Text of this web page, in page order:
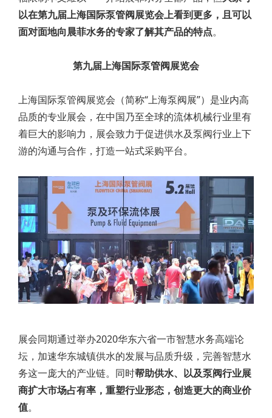
以在第九届上海国际泵管阀展览会上看到更多，且可以
面对面地向晨菲水务的专家了解其产品的特点。
第九届上海国际泵管阀展览会
上海国际泵管阀展览会（简称“上海泵阀展”）是业内高
品质的专业展会，在中国乃至全球的流体机械行业里有
着巨大的影响力，展会致力于促进供水及泵阀行业上下
游的沟通与合作，打造一站式采购平台。
展会同期通过举办2020华东六省一市智慧水务高端论
坛，加速华东城镇供水的发展与品质升级，完善智慧水
务这一庞大的产业链。同时帮助供水、以及泵阀行业展
商扩大市场占有率，重塑行业形态，创造更大的商业价
值。